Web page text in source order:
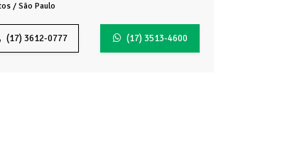
/ São Paulo
(17) 3612-0777 (17) 3513-4600